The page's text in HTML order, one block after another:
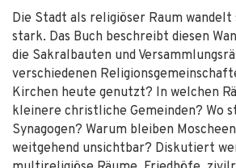
Die Stadt als religiöser Raum wandelt
stark. Das Buch beschreibt diesen
die Sakralbauten und
verschiedenen
Kirchen heute genutzt? In welchen
kleinere christliche Gemeinden? Wo
Synagogen? Warum bleiben
weitgehend unsichtbar? Diskutiert